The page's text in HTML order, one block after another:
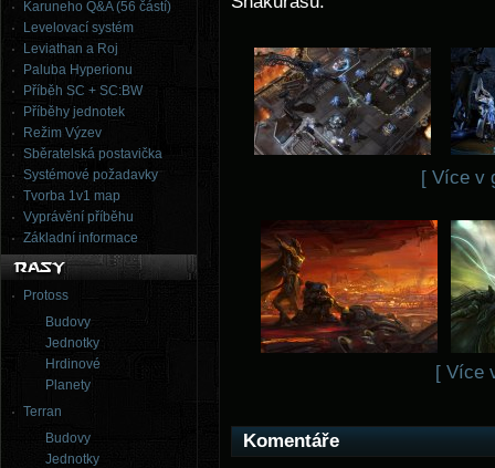
Karuneho Q&A (56 částí)
Levelovací systém
Leviathan a Roj
Paluba Hyperionu
Příběh SC + SC:BW
Příběhy jednotek
Režim Výzev
Sběratelská postavička
Systémové požadavky
Tvorba 1v1 map
Vyprávění příběhu
Základní informace
Protoss
Budovy
Jednotky
Hrdinové
Planety
Terran
Budovy
Jednotky
[ Více v
[ Více
Komentáře